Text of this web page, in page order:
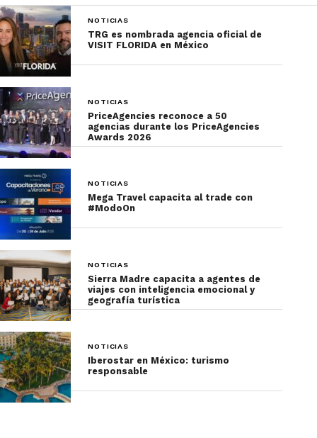
la Campaña Internacional de la AFEET y las
predicciones de Lourdes Bertho son testamentos
de una industria en constante evolución,
adaptándose para satisfacer las demandas
cambiantes de los aventureros modernos.
NOTICIAS
TRG es nombrada agencia oficial de
VISIT FLORIDA en México
NOTICIAS
PriceAgencies reconoce a 50
agencias durante los PriceAgencies
Awards 2026
NOTICIAS
Mega Travel capacita al trade con
#ModoOn
NOTICIAS
Sierra Madre capacita a agentes de
viajes con inteligencia emocional y
geografía turística
NOTICIAS
Iberostar en México: turismo
responsable